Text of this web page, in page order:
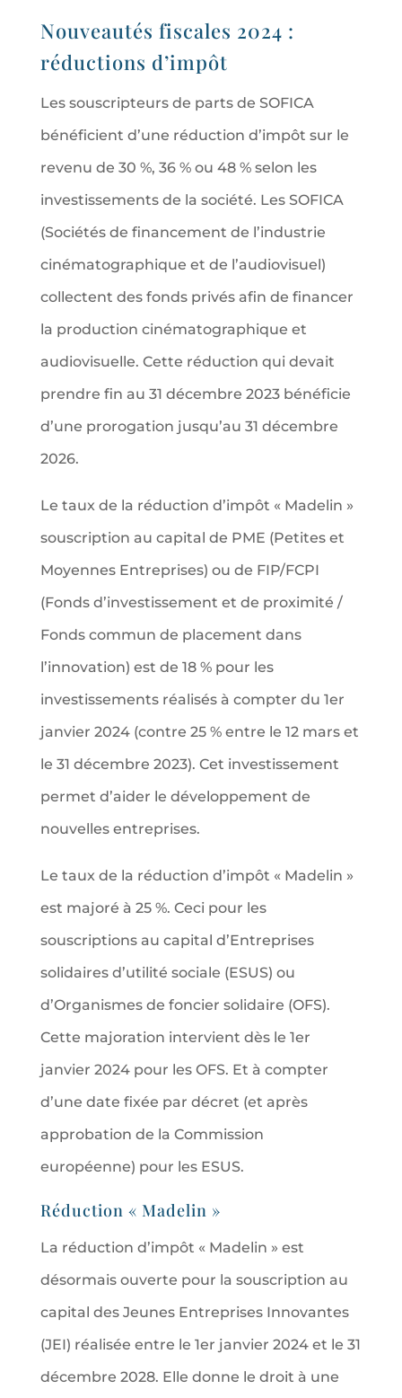
Nouveautés fiscales 2024 :
réductions d’impôt
Les souscripteurs de parts de SOFICA
bénéficient d’une réduction d’impôt sur le
revenu de 30 %, 36 % ou 48 % selon les
investissements de la société. Les SOFICA
(Sociétés de financement de l’industrie
cinématographique et de l’audiovisuel)
collectent des fonds privés afin de financer
la production cinématographique et
audiovisuelle. Cette réduction qui devait
prendre fin au 31 décembre 2023 bénéficie
d’une prorogation jusqu’au 31 décembre
2026.
Le taux de la réduction d’impôt « Madelin »
souscription au capital de PME (Petites et
Moyennes Entreprises) ou de FIP/FCPI
(Fonds d’investissement et de proximité /
Fonds commun de placement dans
l’innovation) est de 18 % pour les
investissements réalisés à compter du 1er
janvier 2024 (contre 25 % entre le 12 mars et
le 31 décembre 2023). Cet investissement
permet d’aider le développement de
nouvelles entreprises.
Le taux de la réduction d’impôt « Madelin »
est majoré à 25 %. Ceci pour les
souscriptions au capital d’Entreprises
solidaires d’utilité sociale (ESUS) ou
d’Organismes de foncier solidaire (OFS).
Cette majoration intervient dès le 1er
janvier 2024 pour les OFS. Et à compter
d’une date fixée par décret (et après
approbation de la Commission
européenne) pour les ESUS.
Réduction « Madelin »
La réduction d’impôt « Madelin » est
désormais ouverte pour la souscription au
capital des Jeunes Entreprises Innovantes
(JEI) réalisée entre le 1er janvier 2024 et le 31
décembre 2028. Elle donne le droit à une